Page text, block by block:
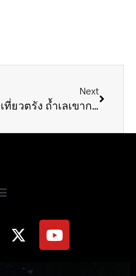
Next
เที่ยวตรัง ถ้ำเลเขากอบ